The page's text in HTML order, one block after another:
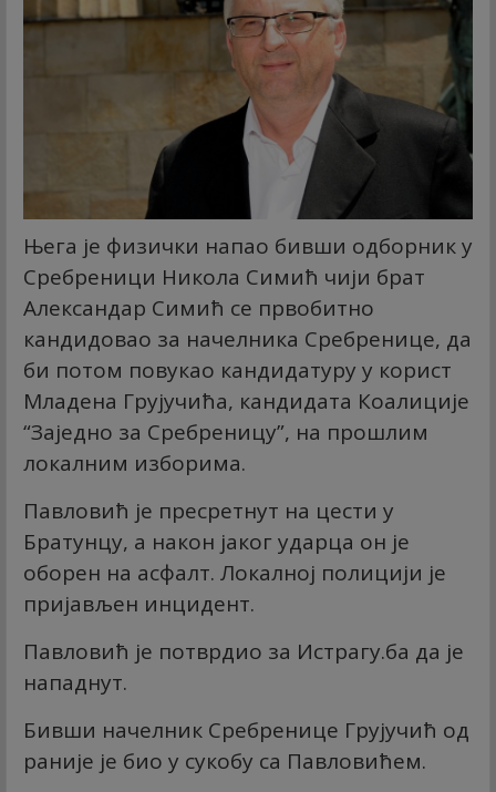
Њега је физички напао бивши одборник у
Сребреници Никола Симић чији брат
Александар Симић се првобитно
кандидовао за начелника Сребренице, да
би потом повукао кандидатуру у корист
Младена Грујучића, кандидата Коалиције
“Заједно за Сребреницу”, на прошлим
локалним изборима.
Павловић је пресретнут на цести у
Братунцу, а након јаког ударца он је
оборен на асфалт. Локалној полицији је
пријављен инцидент.
Павловић је потврдио за Истрагу.ба да је
нападнут.
Бивши начелник Сребренице Грујучић од
раније је био у сукобу са Павловићем.